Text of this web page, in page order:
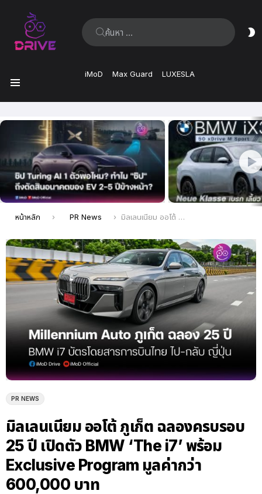
ค้นหา:
iMoD Max Guard LUXESLA
ล่าสุด
คุณอยู่ที่นี่:
หน้าหลัก PR News มิลเลนเนียม ออโต้ ภูเก็ต ฉลองครบรอบ 25 ปี เปิดตัว BMW ‘The i7’ พร้อม Exclusive Program มูลค่ากว่า 600,000 บาท
PR NEWS
มิลเลนเนียม ออโต้ ภูเก็ต ฉลองครบรอบ
25 ปี เปิดตัว BMW ‘The i7’ พร้อม
Exclusive Program มูลค่ากว่า
600,000 บาท